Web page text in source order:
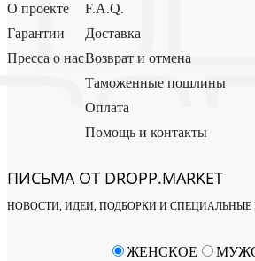
О проекте
Гарантии
Пресса о нас
F.A.Q.
Доставка
Возврат и отмена
Таможенные пошлины
Оплата
Помощь и контакты
ПИСЬМА ОТ DROPP.MARKET
НОВОСТИ, ИДЕИ, ПОДБОРКИ И
ЖЕНСКОЕ